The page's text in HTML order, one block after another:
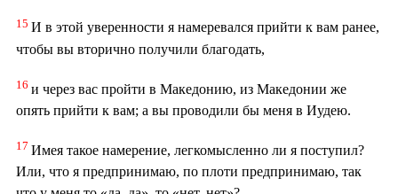
15 И в этой уверенности я намеревался прийти к вам ранее,
чтобы вы вторично получили благодать,
16 и через вас пройти в Македонию, из Македонии же
опять прийти к вам; а вы проводили бы меня в Иудею.
17 Имея такое намерение, легкомысленно ли я поступил?
Или, что я предпринимаю, по плоти предпринимаю, так